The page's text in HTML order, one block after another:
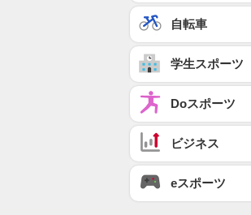
自転車
学生スポーツ
Doスポーツ
ビジネス
eスポーツ